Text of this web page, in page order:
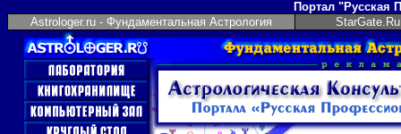
Портал "Русская
Astrologer.ru - Фундаментальная Астрология